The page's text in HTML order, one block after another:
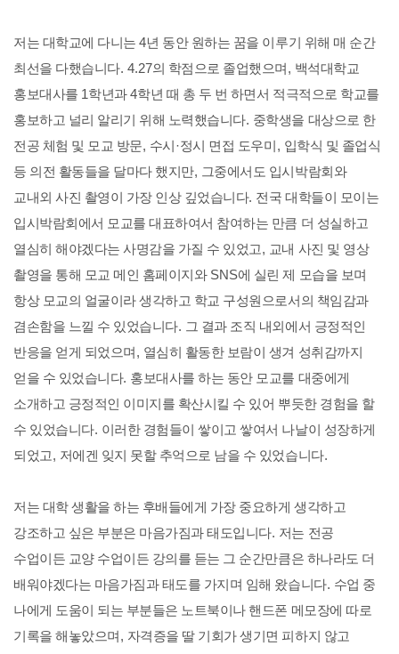
저는 대학교에 다니는4년 동안 원하는 꿈을 이루기 위해 매 순간
최선을 다했습니다. 4.27의 학점으로 졸업했으며 , 백석대학교
홍보대사를 1 학년과4학년 때 총 두 번 하면서 적극적으로 학교를
홍보하고 널리 알리기 위해 노력했습니다. 중학생을 대상으로 한
전공 체험 및 모교 방문, 수시 ·정시 면접 도우미 , 입학식 및 졸업식
등 의전 활동들을 달마다 했지만, 그중에서도 입시박람회와
교내외 사진 촬영이 가장 인상 깊었습니다. 전국 대학들이 모이는
입시박람회에서 모교를 대표하여서 참여하는 만큼 더 성실하고
열심히 해야겠다는 사명감을 가질 수 있었고, 교내 사진 및 영상
촬영을 통해 모교 메인 홈페이지와 SNS에 실린 제 모습을 보며
항상 모교의 얼굴이라 생각하고 학교 구성원으로서의 책임감과
겸손함을 느낄 수 있었습니다. 그 결과 조직 내외에서 긍정적인
반응을 얻게 되었으며 , 열심히 활동한 보람이 생겨 성취감까지
얻을 수 있었습니다. 홍보대사를 하는 동안 모교를 대중에게
소개하고 긍정적인 이미지를 확산시킬 수 있어 뿌듯한 경험을 할
수 있었습니다. 이러한 경험들이 쌓이고 쌓여서 나날이 성장하게
되었고, 저에겐 잊지 못할 추억으로 남을 수 있었습니다.
저는 대학 생활을 하는 후배들에게 가장 중요하게 생각하고
강조하고 싶은 부분은 마음가짐과 태도입니다. 저는 전공
수업이든 교양 수업이든 강의를 듣는 그 순간만큼은 하나라도 더
배워야겠다는 마음가짐과 태도를 가지며 임해 왔습니다. 수업 중
나에게 도움이 되는 부분들은 노트북이나 핸드폰 메모장에 따로
기록을 해놓았으며 , 자격증을 딸 기회가 생기면 피하지 않고